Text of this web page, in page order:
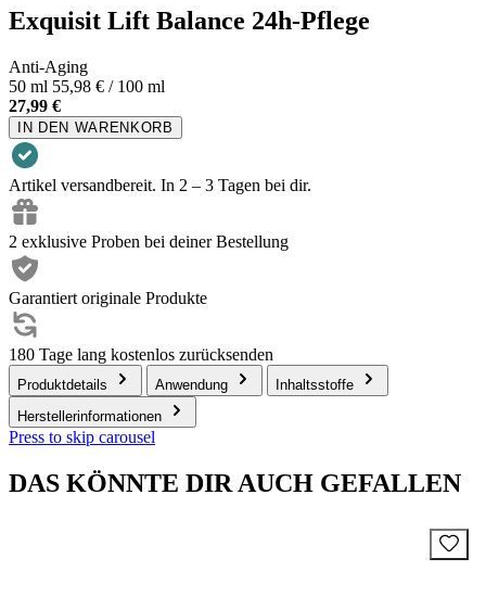
Exquisit Lift Balance 24h-Pflege
Anti-Aging
50 ml 55,98 € / 100 ml
27,99 €
IN DEN WARENKORB
Artikel versandbereit. In 2 – 3 Tagen bei dir.
2 exklusive Proben bei deiner Bestellung
Garantiert originale Produkte
180 Tage lang kostenlos zurücksenden
Produktdetails Anwendung
Inhaltsstoffe
Herstellerinformationen
Press to skip carousel
DAS KÖNNTE DIR AUCH GEFALLEN